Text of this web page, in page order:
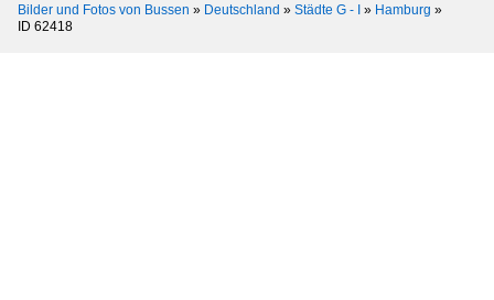
Bilder und Fotos von Bussen » Deutschland » Städte G - I » Hamburg »
ID 62418